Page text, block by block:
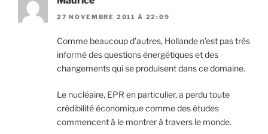
27 NOVEMBRE 2011 À 22:09
Comme beaucoup d’autres, Hollande n’est pas très
informé des questions énergétiques et des
changements qui se produisent dans ce domaine.
Le nucléaire, EPR en particulier, a perdu toute
crédibilité économique comme des études
commencent à le montrer à travers le monde.